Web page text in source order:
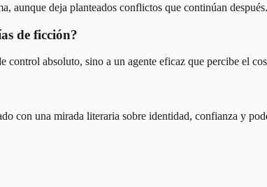
aunque deja planteados conflictos que continúan después.
de ficción?
control absoluto, sino a un agente eficaz que percibe el
con una mirada literaria sobre identidad, confianza y